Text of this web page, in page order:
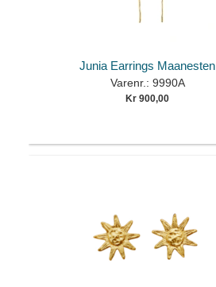
Junia Earrings Maanesten
Varenr.: 9990A
Kr 900,00